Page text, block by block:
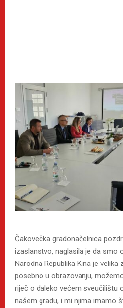
Čakovečka gradonačelnica
izaslanstvo, naglasila je da smo
Narodna Republika Kina je velika
posebno u obrazovanju,
riječ o daleko većem sveučilištu
našem gradu, i mi njima imamo